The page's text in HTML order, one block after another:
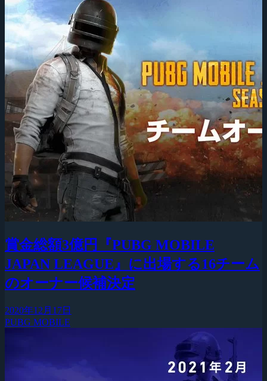
賞金総額3億円『PUBG MOBILE
JAPAN LEAGUE』に出場する16チーム
のオーナー候補決定
2020年12月17日
PUBG MOBILE